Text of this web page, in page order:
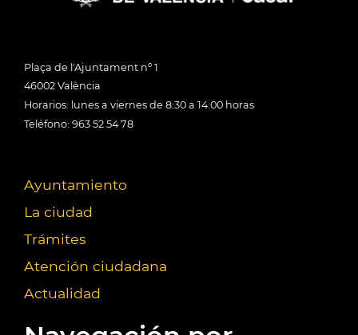
Plaça de l'Ajuntament nº 1
46002 València
Horarios: lunes a viernes de 8:30 a 14:00 horas
Teléfono: 963 52 54 78
Ayuntamiento
La ciudad
Trámites
Atención ciudadana
Actualidad